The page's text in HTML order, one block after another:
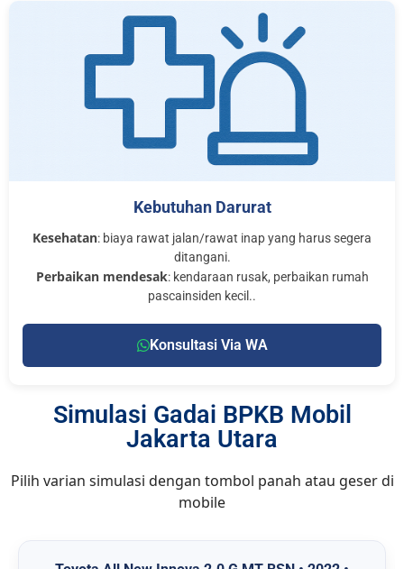
Kebutuhan Darurat
Kesehatan: biaya rawat jalan/rawat inap yang harus segera
ditangani.
Perbaikan mendesak: kendaraan rusak, perbaikan rumah
pascainsiden kecil..
Konsultasi Via WA
Simulasi Gadai BPKB Mobil
Jakarta Utara
Pilih varian simulasi dengan tombol panah atau geser di
mobile